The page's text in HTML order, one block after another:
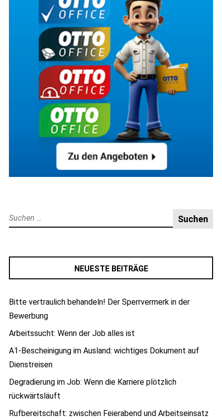
Suche
nach:
NEUESTE BEITRÄGE
Bitte vertraulich behandeln! Der Sperrvermerk in der
Bewerbung
Arbeitssucht: Wenn der Job alles ist
A1-Bescheinigung im Ausland: wichtiges Dokument auf
Dienstreisen
Degradierung im Job: Wenn die Karriere plötzlich
rückwärtsläuft
Rufbereitschaft: zwischen Feierabend und Arbeitseinsatz